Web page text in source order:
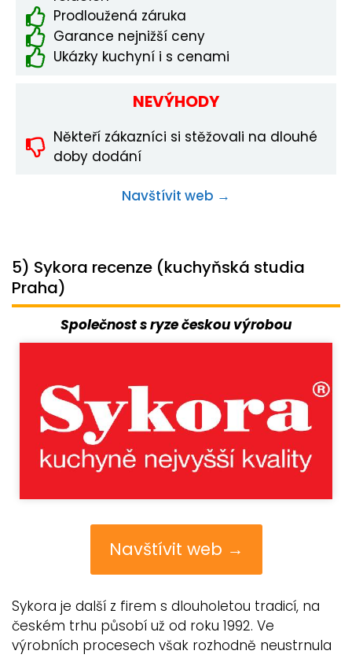
Prodloužená záruka
Garance nejnižší ceny
Ukázky kuchyní i s cenami
NEVÝHODY
Někteří zákazníci si stěžovali na dlouhé
doby dodání
Navštívit web →
5) Sykora recenze (kuchyňská studia
Praha)
Společnost s ryze českou výrobou
Navštívit web →
Sykora je další z firem s dlouholetou tradicí, na
českém trhu působí už od roku 1992. Ve
výrobních procesech však rozhodně neustrnula